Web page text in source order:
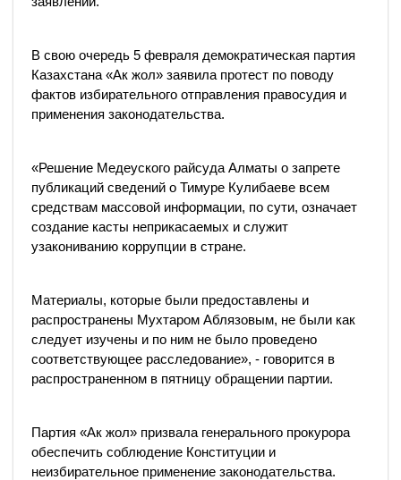
В свою очередь 5 февраля демократическая партия
Казахстана «Ак жол» заявила протест по поводу
фактов избирательного отправления правосудия и
применения законодательства.
«Решение Медеуского райсуда Алматы о запрете
публикаций сведений о Тимуре Кулибаеве всем
средствам массовой информации, по сути, означает
создание касты неприкасаемых и служит
узакониванию коррупции в стране.
Материалы, которые были предоставлены и
распространены Мухтаром Аблязовым, не были как
следует изучены и по ним не было проведено
соответствующее расследование», - говорится в
распространенном в пятницу обращении партии.
Партия «Ак жол» призвала генерального прокурора
обеспечить соблюдение Конституции и
неизбирательное применение законодательства.